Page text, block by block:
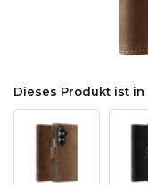
Dieses Produkt ist